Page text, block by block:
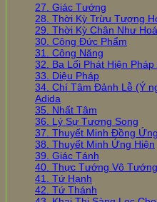
27. Giác Tướng
28. Thời Kỳ Trừu Tượng
29. Thời Kỳ Chân Như
30. Công Đức Phẩm
31. Công Năng
32. Ba Lối Phát Hiện Pháp
33. Diệu Pháp
34. Chí Tâm Đảnh Lễ (Ý
Adida
35. Nhất Tâm
36. Lý Sự Tương Song
37. Thuyết Minh Đồng Ứng
38. Thuyết Minh Ứng Hiện
39. Giác Tánh
40. Thực Tướng Vô
41. Tứ Hạnh
42. Tứ Thánh